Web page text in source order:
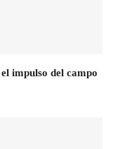
impulso del campo